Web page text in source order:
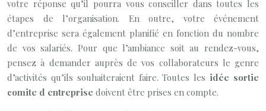
votre réponse qu’il pourra vous conseiller dans toutes les
étapes de l’organisation. En outre, votre événement
d’entreprise sera également planifié en fonction du nombre
de vos salariés. Pour que l’ambiance soit au rendez-vous,
pensez à demander auprès de vos collaborateurs le genre
d’activités qu’ils souhaiteraient faire. Toutes lesidée sortie
comite d entreprise doivent être prises en compte.